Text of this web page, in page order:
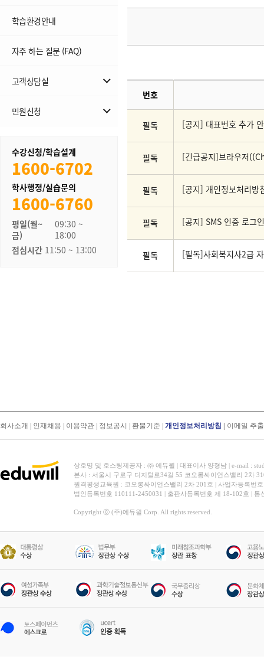
학습환경안내
자주 하는 질문 (FAQ)
고객상담실
무료학습설계
민원신청
내역조회
수강신청/학습설계
1600-6702
학사행정/실습문의
1600-6760
평일(월~
금)
09:30 ~
18:00
점심시간 11:50 ~ 13:00
번호
필독 [공지] 대표번호 추가
필독
필독 [공지] 개인정보처리방
필독 [공지] SMS 인증 로그
필독 [필독]사회복지사2급
회사소개 인재채용 이용약관 정보공시 환불기준 개인정보처리방침 이메일 추
상호명 및 호스팅제공자 : ㈜ 에듀윌 | 대표이사 양형남 | e-mail :
본사 : 서울시 구로구 디지털로34길 55 코오롱싸이언스밸리 2차
원격평생교육원 : 코오롱싸이언스밸리 2차 201호 | 사업자등록번
법인등록번호 110111-2450031 | 출판사등록번호 제 18-102호 |
Copyright ⓒ (주)에듀윌 Corp. All rights reserved.